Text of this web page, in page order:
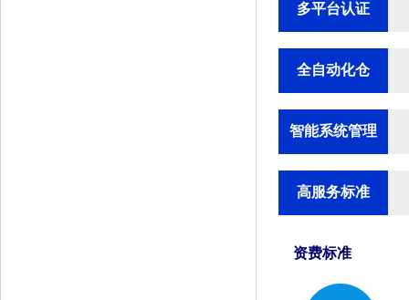
多平台认证
全自动化仓
智能系统管理
高服务标准
资费标准